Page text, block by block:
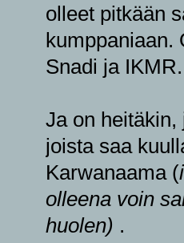
olleet pitkään
kumppaniaan.
Snadi ja IKMR.
Ja on
joista saa
Karwanaama (
olleena voin
huolen) .